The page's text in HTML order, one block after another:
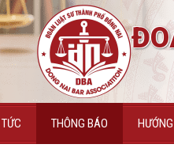
THÔNG BÁO